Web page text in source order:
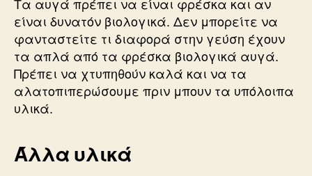
Τα αυγά πρέπει να είναι φρέσκα και αν
είναι δυνατόν βιολογικά. Δεν μπορείτε να
φανταστείτε τι διαφορά στην γεύση έχουν
τα απλά από τα φρέσκα βιολογικά αυγά.
Πρέπει να χτυπηθούν καλά και να τα
αλατοπιπερώσουμε πριν μπουν τα υπόλοιπα
υλικά.
Άλλα υλικά